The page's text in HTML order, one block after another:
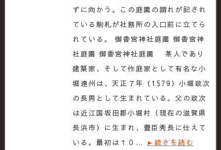
ずに向かう。この庭園の謂れが記され
ている駒札が社務所の入口前に立てら
れている。 御香宮神社庭園 御香宮神
社庭園 御香宮神社庭園 茶人であり
建築家、そして作庭家として有名な小
堀遠州は、天正７年（1579）小堀政次
の長男として生まれている。父の政次
は近江国坂田郡小堀村（現在の滋賀県
長浜市）に生まれ、豊臣秀長に仕えて
いる。最初は１０… ►続きを読む